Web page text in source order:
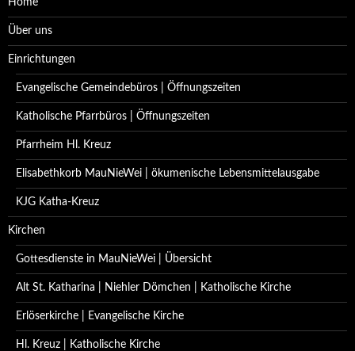
Home
Über uns
Einrichtungen
Evangelische Gemeindebüros | Öffnungszeiten
Katholische Pfarrbüros | Öffnungszeiten
Pfarrheim Hl. Kreuz
Elisabethkorb MauNieWei | ökumenische Lebensmittelausgabe
KJG Katha-Kreuz
Kirchen
Gottesdienste in MauNieWei | Übersicht
Alt St. Katharina | Niehler Dömchen | Katholische Kirche
Erlöserkirche | Evangelische Kirche
Hl. Kreuz | Katholische Kirche